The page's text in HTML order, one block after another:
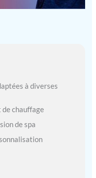
à diverses
chauffage
de spa